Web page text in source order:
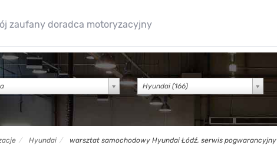
zaufany doradca motoryzacyjny
Hyundai (166)
Hyundai warsztat samochodowy Hyundai Łódź, serwis pogwarancyjny